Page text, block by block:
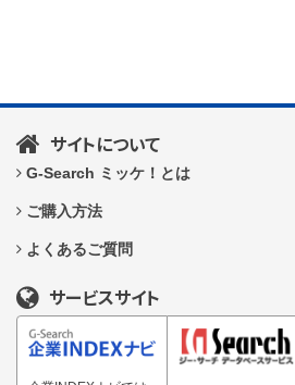
サイトについて
G-Search ミッケ！とは
ご購入方法
よくあるご質問
サービスサイト